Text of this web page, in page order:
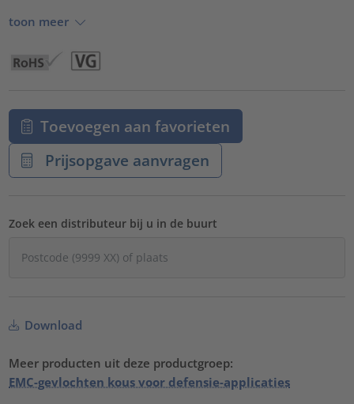
toon meer
Toevoegen aan favorieten
Prijsopgave aanvragen
Zoek een distributeur bij u in de buurt
Download
Meer producten uit deze productgroep:
EMC-gevlochten kous voor defensie-applicaties